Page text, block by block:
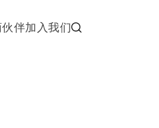
伴加入我们